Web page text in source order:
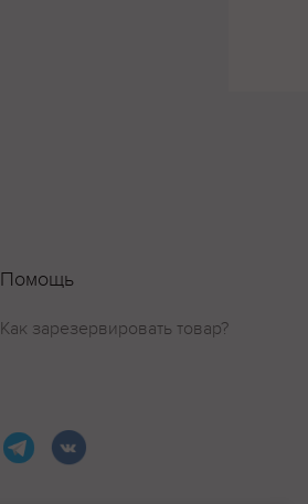
Помощь
Как зарезервировать товар?